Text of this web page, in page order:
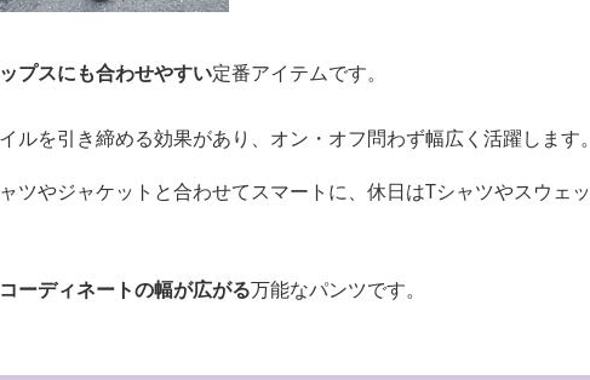
プスにも合わせやすい定番アイテムです。
ルを引き締める効果があり、オン・オフ問わず幅広く活躍します。
ツやジャケットと合わせてスマートに、休日はTシャツやスウェ
コーディネートの幅が広がる万能なパンツです。